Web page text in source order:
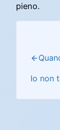
pieno.
Io non